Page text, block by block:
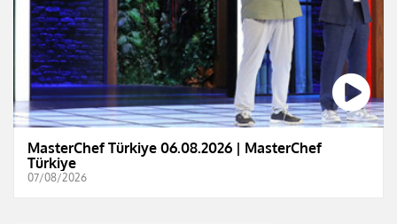
MasterChef Türkiye 06.08.2026 | MasterChef
Türkiye
07/08/2026